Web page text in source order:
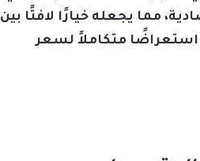
مما يجعله خيارًا لافتًا بين
استعراضًا متكاملاً لسعر